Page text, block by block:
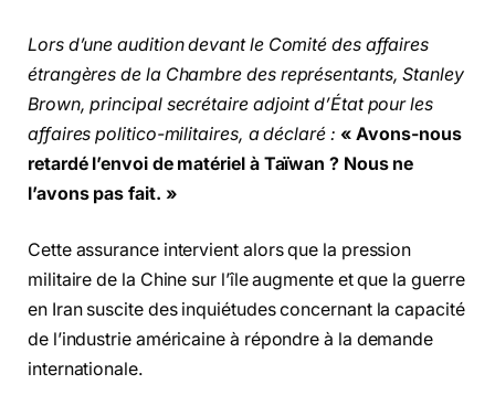
Lors d’une audition devant le Comité des affaires
étrangères de la Chambre des représentants, Stanley
Brown, principal secrétaire adjoint d’État pour les
affaires politico-militaires, a déclaré : « Avons-nous
retardé l’envoi de matériel à Taïwan ? Nous ne
l’avons pas fait. »
Cette assurance intervient alors que la pression
militaire de la Chine sur l’île augmente et que la guerre
en Iran suscite des inquiétudes concernant la capacité
de l’industrie américaine à répondre à la demande
internationale.